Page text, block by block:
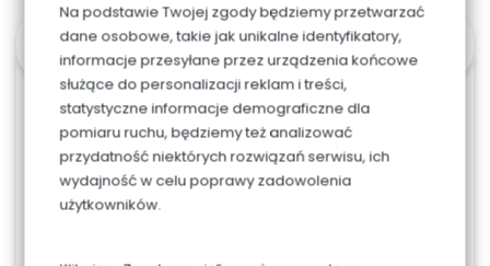
Na podstawie Twojej zgody będziemy przetwarzać
dane osobowe, takie jak unikalne identyfikatory,
informacje przesyłane przez urządzenia końcowe
służące do personalizacji reklam i treści,
statystyczne informacje demograficzne dla
pomiaru ruchu, będziemy też analizować
przydatność niektórych rozwiązań serwisu, ich
wydajność w celu poprawy zadowolenia
użytkowników.
OPIS
Porcja waży ok 10 dag
Średnica tortu przy 10-12 porcjach wynosi ok 16 cm
Jasny biszkopt przełożony aksamitnym kremem